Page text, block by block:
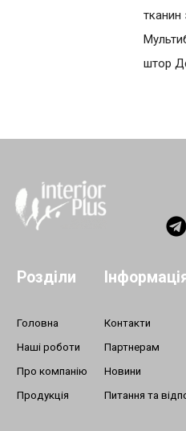
тканин
штор
Розділи
Головна
Наші роботи
Про компанію
Продукція
Контакти
Партнерам
Новини
Питання та